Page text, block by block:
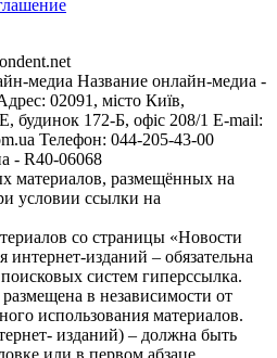
медиа Название онлайн-медиа -
02091, місто Київ,
172-Б, офіс 208/1 E-mail:
Телефон: 044-205-43-00
- R40-06068
материалов, размещённых на
условии ссылки на
со страницы «Новости
изданий – обязательна
систем гиперссылка.
в независимости от
использования материалов.
изданий) – должна быть